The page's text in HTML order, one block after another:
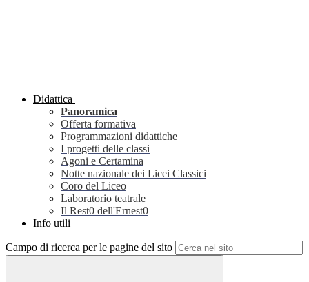
Didattica
Panoramica
Offerta formativa
Programmazioni didattiche
I progetti delle classi
Agoni e Certamina
Notte nazionale dei Licei Classici
Coro del Liceo
Laboratorio teatrale
Il Rest0 dell'Ernest0
Info utili
Campo di ricerca per le pagine del sito